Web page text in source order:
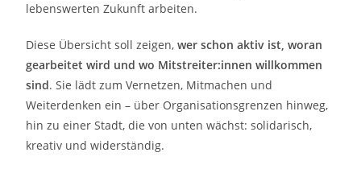
lebenswerten Zukunft arbeiten.
Diese Übersicht soll zeigen,wer schon aktiv ist, woran
gearbeitet wird und wo Mitstreiter:innen willkommen
sind. Sie lädt zum Vernetzen, Mitmachen und
Weiterdenken ein – über Organisationsgrenzen hinweg,
hin zu einer Stadt, die von unten wächst: solidarisch,
kreativ und widerständig.